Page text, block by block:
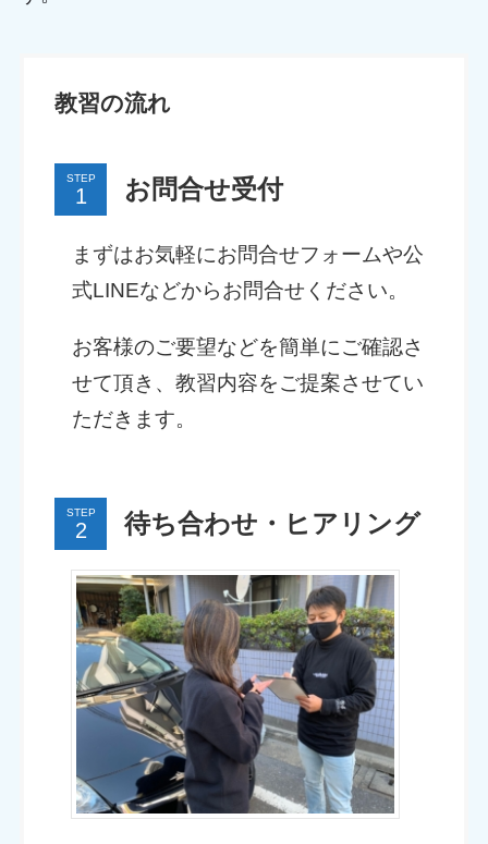
教習の流れ
STEP お問合せ受付
まずはお気軽にお問合せフォームや公
式LINEなどからお問合せください。
お客様のご要望などを簡単にご確認さ
せて頂き、教習内容をご提案させてい
ただきます。
STEP 待ち合わせ・ヒアリング